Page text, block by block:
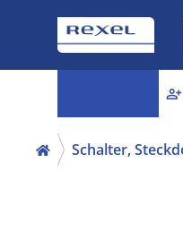
person_add
Schalter,